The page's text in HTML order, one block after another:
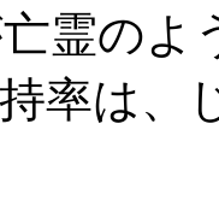
霊の
率は、